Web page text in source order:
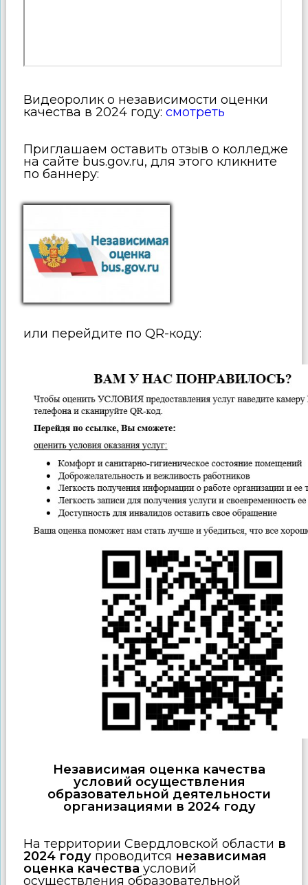
Видеоролик о независимости оценки
качества в 2024 году: смотреть
Приглашаем оставить отзыв о колледже
на сайте bus.gov.ru, для этого кликните
по баннеру:
или перейдите по QR-коду:
Независимая оценка качества
условий осуществления
образовательной деятельности
организациями в 2024 году
На территории Свердловской области в
2024 году проводится независимая
оценка качества условий
осуществления образовательной